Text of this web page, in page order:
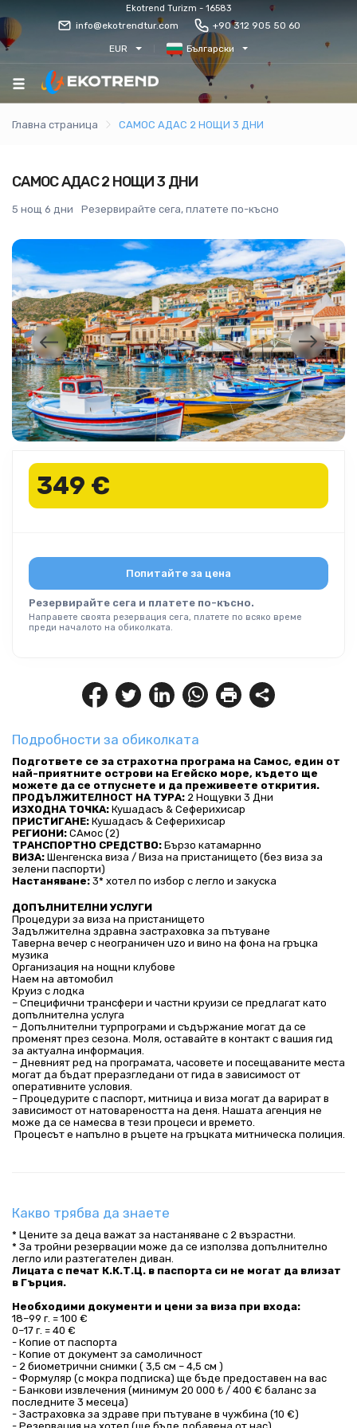
Ekotrend Turizm - 16583
info@ekotrendtur.com +90 312 905 50 60
EUR Български
Главна страница САМОС АДАС 2 НОЩИ 3 ДНИ
Подробности за обиколката
Подгответе се за страхотна програма на Самос, един от
най-приятните острови на Егейско море, където ще
можете да се отпуснете и да преживеете открития.
ПРОДЪЛЖИТЕЛНОСТ НА ТУРА: 2 Нощувки 3 Дни
ИЗХОДНА ТОЧКА: Кушадасъ & Сеферихисар
ПРИСТИГАНЕ: Кушадасъ & Сеферихисар
РЕГИОНИ: САмос (2)
ТРАНСПОРТНО СРЕДСТВО: Бързо катамарнно
ВИЗА: Шенгенска виза / Виза на пристанището (без виза за
зелени паспорти)
Настаняване: 3* хотел по избор с легло и закуска
ДОПЪЛНИТЕЛНИ УСЛУГИ
Процедури за виза на пристанището
Задължителна здравна застраховка за пътуване
Таверна вечер с неограничен uzo и вино на фона на гръцка
музика
Организация на нощни клубове
Наем на автомобил
Круиз с лодка
– Специфични трансфери и частни круизи се предлагат като
допълнителна услуга
– Допълнителни турпрограми и съдържание могат да се
променят през сезона. Моля, оставайте в контакт с вашия гид
за актуална информация.
– Дневният ред на програмата, часовете и посещаваните места
могат да бъдат преразгледани от гида в зависимост от
оперативните условия.
– Процедурите с паспорт, митница и виза могат да варират в
зависимост от натовареността на деня. Нашата агенция не
може да се намесва в тези процеси и времето.
Процесът е напълно в ръцете на гръцката митническа полиция.
Какво трябва да знаете
* Цените за деца важат за настаняване с 2 възрастни.
* За тройни резервации може да се използва допълнително
легло или разтегателен диван.
Лицата с печат К.К.Т.Ц. в паспорта си не могат да влизат
в Гърция.
Необходими документи и цени за виза при входа:
18–99 г. = 100 €
0–17 г. = 40 €
- Копие от паспорта
- Копие от документ за самоличност
- 2 биометрични снимки ( 3,5 см – 4,5 см )
- Формуляр (с мокра подписка) ще бъде предоставен на вас
- Банкови извлечения (минимум 20 000 ₺ / 400 € баланс за
последните 3 месеца)
- Застраховка за здраве при пътуване в чужбина (10 €)
САМОС АДАС 2 НОЩИ 3 ДНИ
5 нощ 6 дни Резервирайте сега, платете по-късно
349 €
Попитайте за цена
Резервирайте сега и платете по-късно.
Направете своята резервация сега, платете по всяко време
преди началото на обиколката.